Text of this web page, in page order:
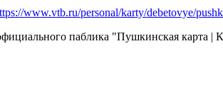
www.vtb.ru/personal/karty/debetovye/
паблика "Пушкинская карта |